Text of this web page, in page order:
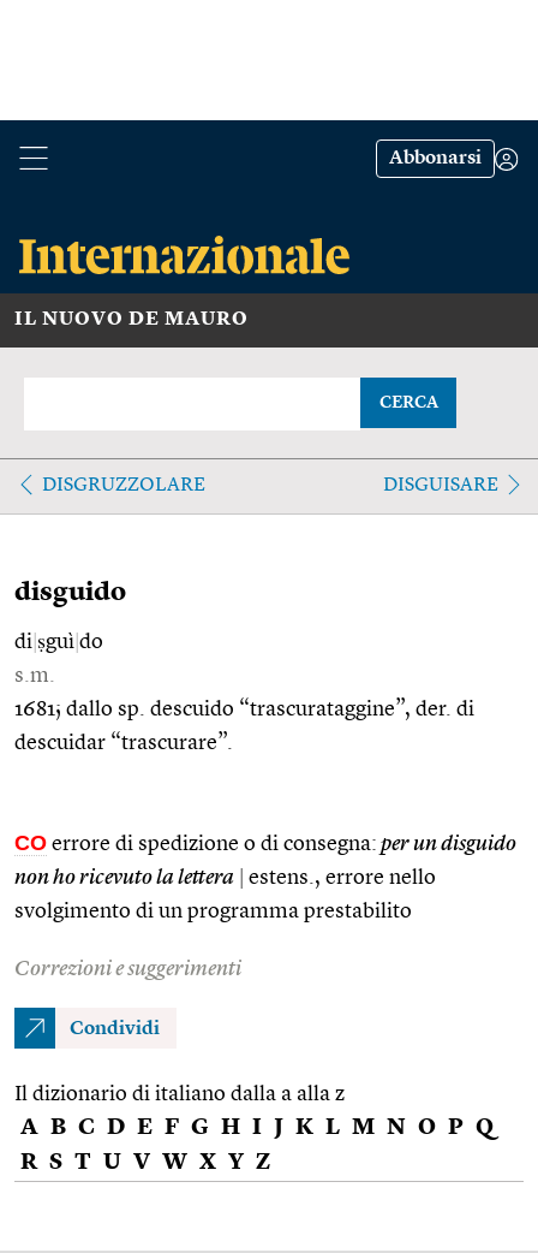
Abbonarsi
IL NUOVO DE MAURO
CERCA
DISGRUZZOLARE DISGUISARE
disguido
di ṣguì do
s.m.
1681; dallo sp. descuido “trascurataggine”, der. di
descuidar “trascurare”.
CO errore di spedizione o di consegna: per un disguido
non ho ricevuto la lettera
estens., errore nello
svolgimento di un programma prestabilito
Correzioni e suggerimenti
Condividi
Il dizionario di italiano dalla a alla z
A B C D E F G H I J K L M N O P Q
R S T U V W X Y Z